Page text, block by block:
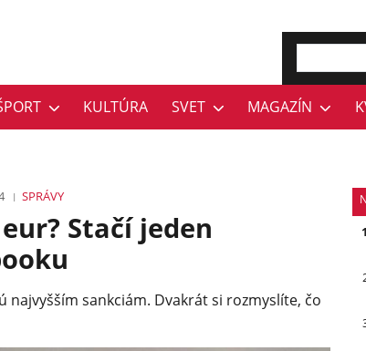
KULTÚRA SVET MAGAZÍN
SPRÁVY
Stačí jeden
sankciám. Dvakrát si rozmyslíte, čo